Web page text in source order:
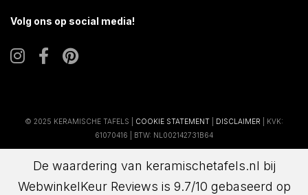
Volg ons op social media!
© 2025 KERAMISCHE TAFELS | COOKIE STATEMENT DISCLAIMER | KVK:
61070416 | BTW: NL002142731B64
De waardering van keramischetafels.nl bij
WebwinkelKeur Reviews is 9.7/10 gebaseerd op